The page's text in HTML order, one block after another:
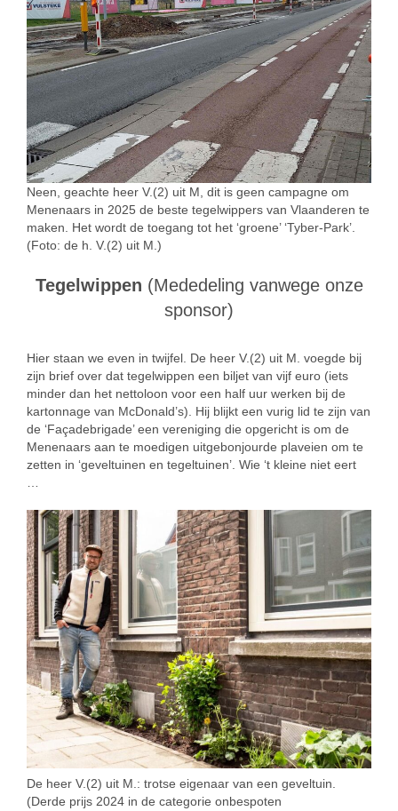
Neen, geachte heer V.(2) uit M, dit is geen campagne om
Menenaars in 2025 de beste tegelwippers van Vlaanderen te
maken. Het wordt de toegang tot het ‘groene’ ‘Tyber-Park’.
(Foto: de h. V.(2) uit M.)
Tegelwippen (Mededeling vanwege onze
sponsor)
Hier staan we even in twijfel. De heer V.(2) uit M. voegde bij
zijn brief over dat tegelwippen een biljet van vijf euro (iets
minder dan het nettoloon voor een half uur werken bij de
kartonnage van McDonald’s). Hij blijkt een vurig lid te zijn van
de ‘Façadebrigade’ een vereniging die opgericht is om de
Menenaars aan te moedigen uitgebonjourde plaveien om te
zetten in ‘geveltuinen en tegeltuinen’. Wie ‘t kleine niet eert
De heer V.(2) uit M.: trotse eigenaar van een geveltuin.
(Derde prijs 2024 in de categorie onbespoten